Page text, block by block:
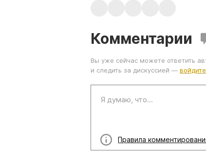
Комментарии
Вы уже сейчас можете ответить
и следить за дискуссией — войдите
Правила